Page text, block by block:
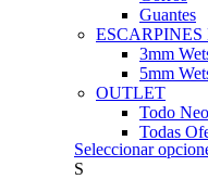
Guantes
ESCARPINES
3mm
5mm
OUTLET
Todo
Todas
Seleccionar
S